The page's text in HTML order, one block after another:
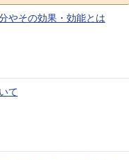
やその効果・効能とは
て